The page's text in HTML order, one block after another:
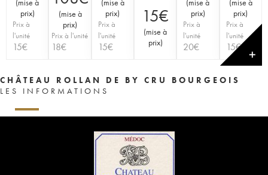
(mise à
prix)
Prix à
l'unité
15€
(mise à
prix)
Prix à l'unité
18€
(mise à
prix)
Prix à
l'unité
15€
15€
(mise à
prix)
(mise à
prix)
Prix à
l'unité
20€
(mise à
prix)
Prix à
l'unité
15€
✕
CHÂTEAU ROLLAN DE BY CRU BOURGEOIS
LES INFORMATIONS